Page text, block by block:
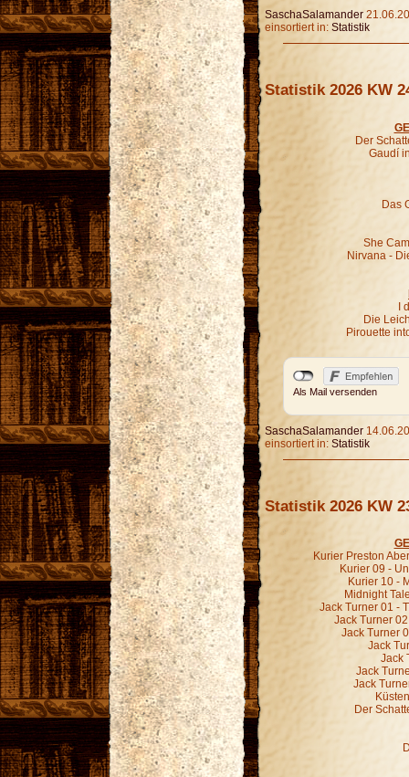
SaschaSalamander
einsortiert in: Statistik
Statistik 2026 KW
Der
Gaudí
Das
She
Nirvana -
I
Die
Pirouette
Als Mail versenden
SaschaSalamander
einsortiert in: Statistik
Statistik 2026 KW
Kurier Preston
Kurier 09 -
Kurier 10 -
Midnight
Jack Turner 01 -
Jack Turner
Jack Turner
Jack
Jack
Jack
Jack
Der